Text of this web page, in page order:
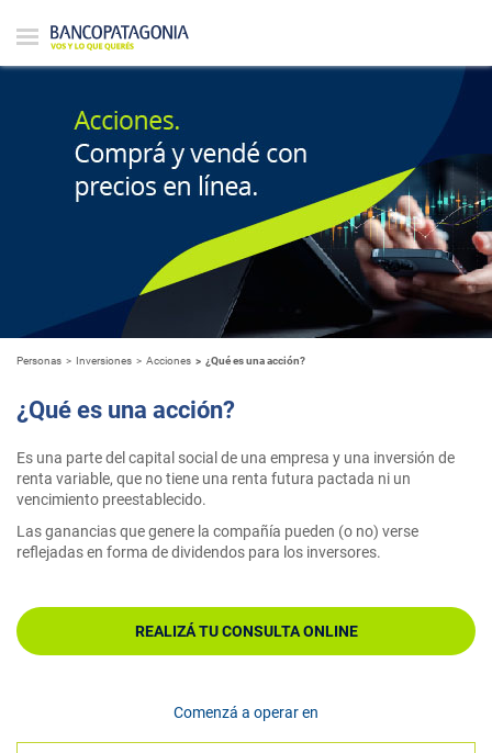
Personas Inversiones Acciones ¿Qué es una acción?
¿Qué es una acción?
Es una parte del capital social de una empresa y una inversión de
renta variable, que no tiene una renta futura pactada ni un
vencimiento preestablecido.
Las ganancias que genere la compañía pueden (o no) verse
reflejadas en forma de dividendos para los inversores.
REALIZÁ TU CONSULTA ONLINE
Comenzá a operar en